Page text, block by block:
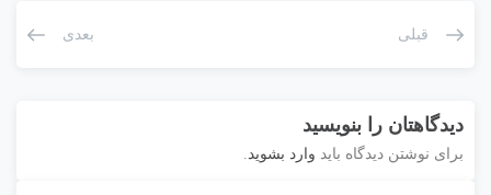
قبلی بعدی
دیدگاهتان را بنویسید
برای نوشتن دیدگاه باید وارد بشوید.